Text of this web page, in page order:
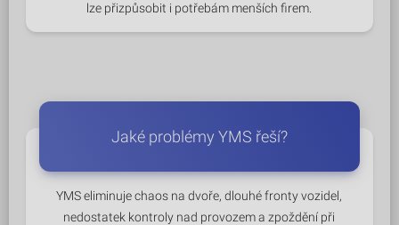
lze přizpůsobit i potřebám menších firem.
Jaké problémy YMS řeší?
YMS eliminuje chaos na dvoře, dlouhé fronty vozidel,
nedostatek kontroly nad provozem a zpoždění při